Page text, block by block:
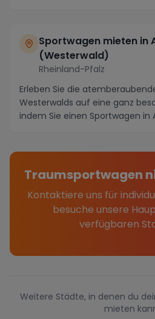
Sportwagen mieten in
(Westerwald)
Rheinland-Pfalz
Erleben Sie die
Westerwalds auf eine ganz
indem Sie einen Sportwagen in
Traumsportwagen
Kontaktiere uns für
besuche unsere
verfügbaren
Weitere Städte, in denen du
mieten